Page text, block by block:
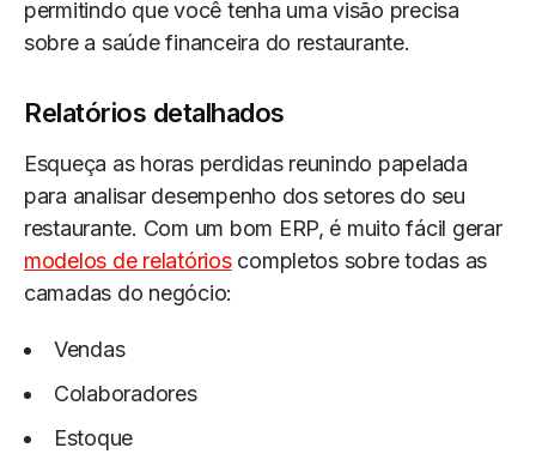
permitindo que você tenha uma visão precisa
sobre a saúde financeira do restaurante.
Relatórios detalhados
Esqueça as horas perdidas reunindo papelada
para analisar desempenho dos setores do seu
restaurante. Com um bom ERP, é muito fácil gerar
modelos de relatórioscompletos sobre todas as
camadas do negócio:
Vendas
Colaboradores
Estoque